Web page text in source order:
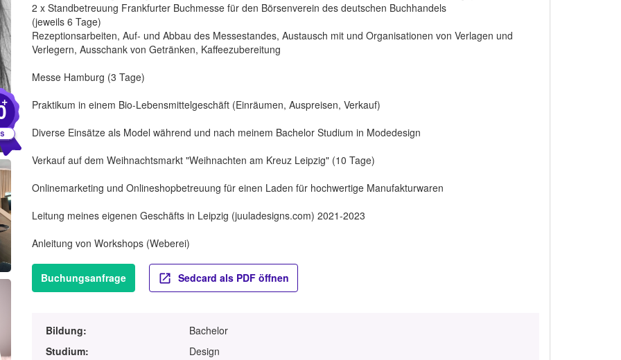
+
2 x Standbetreuung Frankfurter Buchmesse für den Börsenverein des deutschen Buchhandels
(jeweils 6 Tage)
Rezeptionsarbeiten, Auf- und Abbau des Messestandes, Austausch mit und Organisationen von Verlagen und
Verlegern, Ausschank von Getränken, Kaffeezubereitung
Messe Hamburg (3 Tage)
Praktikum in einem Bio-Lebensmittelgeschäft (Einräumen, Auspreisen, Verkauf)
Diverse Einsätze als Model während und nach meinem Bachelor Studium in Modedesign
Verkauf auf dem Weihnachtsmarkt "Weihnachten am Kreuz Leipzig" (10 Tage)
Onlinemarketing und Onlineshopbetreuung für einen Laden für hochwertige Manufakturwaren
Leitung meines eigenen Geschäfts in Leipzig (juuladesigns.com) 2021-2023
Anleitung von Workshops (Weberei)
Buchungsanfrage Sedcard als PDF öffnen
Bildung:
Bachelor
Studium:
Design